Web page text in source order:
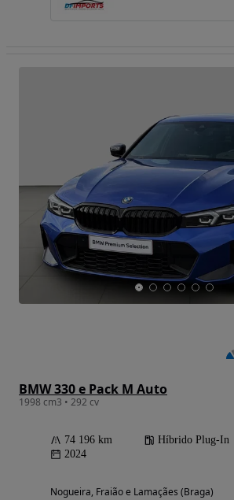
BMW 330 e Pack M Auto
1998 cm3 • 292 cv
74 196 km Híbrido Plug-In
2024
Nogueira, Fraião e Lamaçães (Braga)